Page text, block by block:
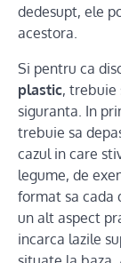
dedesupt, ele
acestora.
Si pentru ca
plastic, trebuie
siguranta. In
trebuie sa
cazul in care
legume, de
format sa cada
un alt aspect
incarca lazile